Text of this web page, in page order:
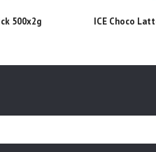
500x2g ICE Choco